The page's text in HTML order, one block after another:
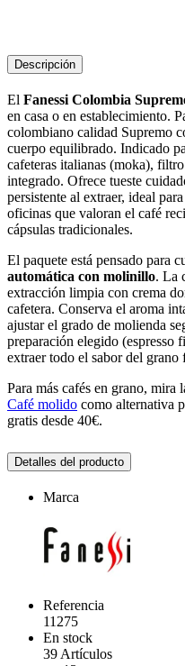
Descripción
El Fanessi Colombia
en casa o en establecimiento.
colombiano calidad Supremo
cuerpo equilibrado. Indicado
cafeteras italianas (moka),
integrado. Ofrece tueste
persistente al extraer, ideal
oficinas que valoran el café
cápsulas tradicionales.
El paquete está pensado para
automática con molinillo. La
extracción limpia con crema
cafetera. Conserva el aroma
ajustar el grado de molienda
preparación elegido (espresso
extraer todo el sabor del grano
Para más cafés en grano, mira
Café molido como alternativa
gratis desde 40€.
Detalles del producto
Marca
Referencia
11275
En stock
39 Artículos